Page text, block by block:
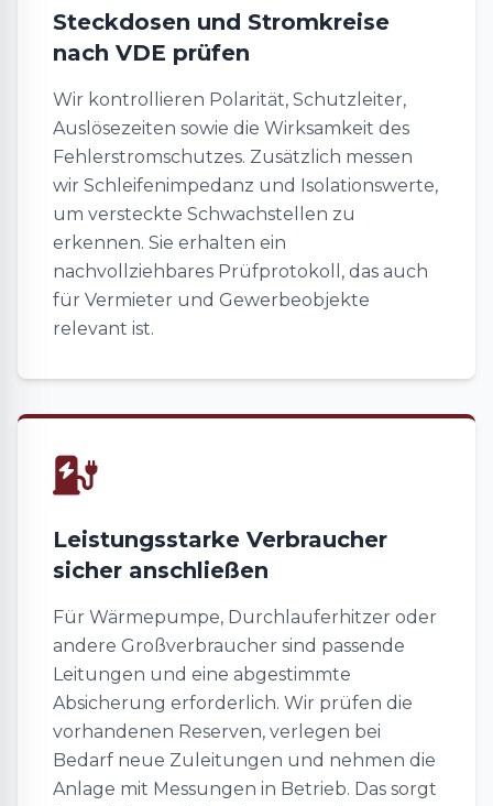
Steckdosen und Stromkreise
nach VDE prüfen
Wir kontrollieren Polarität, Schutzleiter,
Auslösezeiten sowie die Wirksamkeit des
Fehlerstromschutzes. Zusätzlich messen
wir Schleifenimpedanz und Isolationswerte,
um versteckte Schwachstellen zu
erkennen. Sie erhalten ein
nachvollziehbares Prüfprotokoll, das auch
für Vermieter und Gewerbeobjekte
relevant ist.
Leistungsstarke Verbraucher
sicher anschließen
Für Wärmepumpe, Durchlauferhitzer oder
andere Großverbraucher sind passende
Leitungen und eine abgestimmte
Absicherung erforderlich. Wir prüfen die
vorhandenen Reserven, verlegen bei
Bedarf neue Zuleitungen und nehmen die
Anlage mit Messungen in Betrieb. Das sorgt